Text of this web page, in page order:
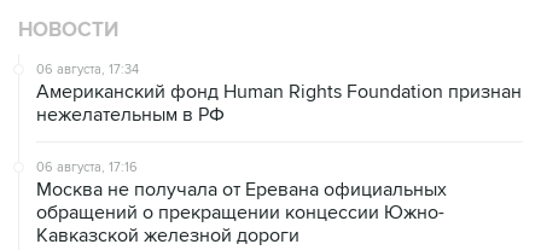
НОВОСТИ
06 августа, 17:34
Американский фонд Human Rights Foundation признан
нежелательным в РФ
06 августа, 17:16
Москва не получала от Еревана официальных
обращений о прекращении концессии Южно-
Кавказской железной дороги